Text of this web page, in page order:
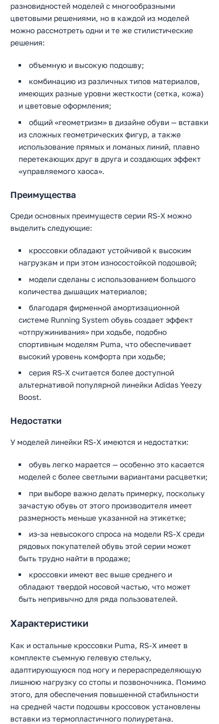
разновидностей моделей с многообразными
цветовыми решениями, но в каждой из моделей
можно рассмотреть одни и те же стилистические
решения:
объемную и высокую подошву;
комбинацию из различных типов материалов,
имеющих разные уровни жесткости (сетка, кожа)
и цветовые оформления;
общий «геометризм» в дизайне обуви — вставки
из сложных геометрических фигур, а также
использование прямых и ломаных линий, плавно
перетекающих друг в друга и создающих эффект
«управляемого хаоса».
Преимущества
Среди основных преимуществ серии RS-X можно
выделить следующие:
кроссовки обладают устойчивой к высоким
нагрузкам и при этом износостойкой подошвой;
модели сделаны с использованием большого
количества дышащих материалов;
благодаря фирменной амортизационной
системе Running System обувь создает эффект
«отпружинивания» при ходьбе, подобно
спортивным моделям Puma, что обеспечивает
высокий уровень комфорта при ходьбе;
серия RS-X считается более доступной
альтернативой популярной линейки Adidas Yeezy
Boost.
Недостатки
У моделей линейки RS-X имеются и недостатки:
обувь легко марается — особенно это касается
моделей с более светлыми вариантами расцветки;
при выборе важно делать примерку, поскольку
зачастую обувь от этого производителя имеет
размерность меньше указанной на этикетке;
из-за невысокого спроса на модели RS-X среди
рядовых покупателей обувь этой серии может
быть трудно найти в продаже;
кроссовки имеют вес выше среднего и
обладают твердой носовой частью, что может
быть непривычно для ряда пользователей.
Характеристики
Как и остальные кроссовки Puma, RS-X имеет в
комплекте съемную гелевую стельку,
адаптирующуюся под ногу и перераспределяющую
лишнюю нагрузку со стопы и позвоночника. Помимо
этого, для обеспечения повышенной стабильности
на средней части подошвы кроссовок установлены
вставки из термопластичного полиуретана.